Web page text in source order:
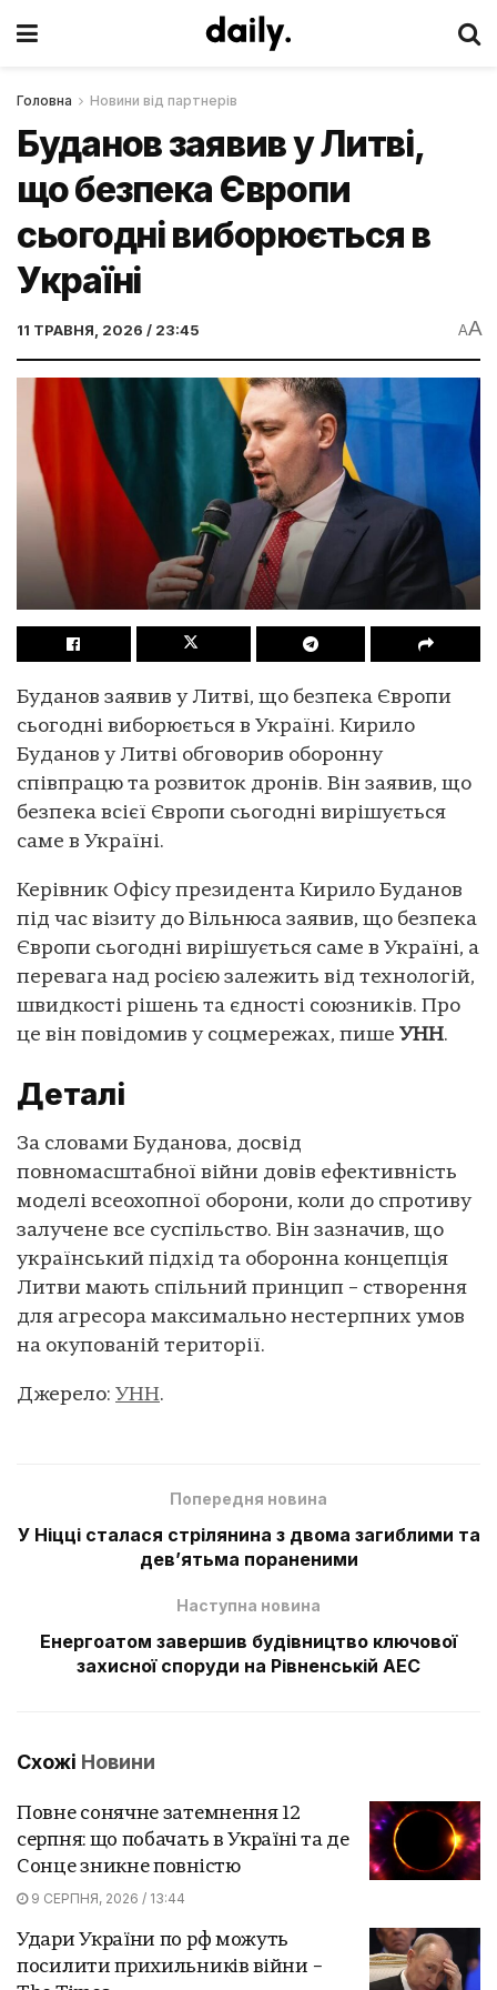
Головна Новини від партнерів
Буданов заявив у Литві,
що безпека Європи
сьогодні виборюється в
Україні
11 ТРАВНЯ, 2026 / 23:45 AA
Буданов заявив у Литві, що безпека Європи
сьогодні виборюється в Україні. Кирило
Буданов у Литві обговорив оборонну
співпрацю та розвиток дронів. Він заявив, що
безпека всієї Європи сьогодні вирішується
саме в Україні.
Керівник Офісу президента Кирило Буданов
під час візиту до Вільнюса заявив, що безпека
Європи сьогодні вирішується саме в Україні, а
перевага над росією залежить від технологій,
швидкості рішень та єдності союзників. Про
це він повідомив у соцмережах, пише УНН.
Деталі
За словами Буданова, досвід
повномасштабної війни довів ефективність
моделі всеохопної оборони, коли до спротиву
залучене все суспільство. Він зазначив, що
український підхід та оборонна концепція
Литви мають спільний принцип – створення
для агресора максимально нестерпних умов
на окупованій території.
Джерело: УНН.
Попередня новина
У Ніцці сталася стрілянина з двома загиблими та
дев’ятьма пораненими
Наступна новина
Енергоатом завершив будівництво ключової
захисної споруди на Рівненській АЕС
Схожі Новини
Повне сонячне затемнення 12
серпня: що побачать в Україні та де
Сонце зникне повністю
9 СЕРПНЯ, 2026 / 13:44
Удари України по рф можуть
посилити прихильників війни –